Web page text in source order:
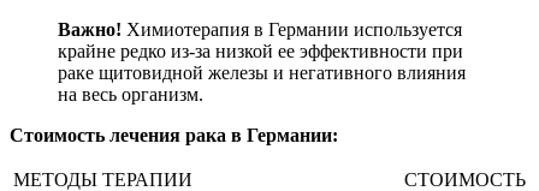
Важно! Химиотерапия в Германии используется
крайне редко из-за низкой ее эффективности при
раке щитовидной железы и негативного влияния
на весь организм.
Стоимость лечения рака в Германии:
МЕТОДЫ ТЕРАПИИ
СТОИМОСТЬ